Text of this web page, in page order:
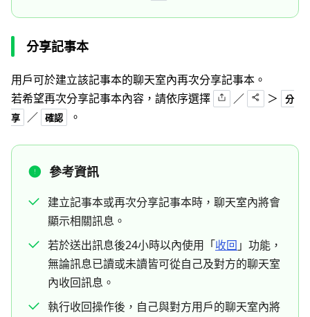
分享記事本
用戶可於建立該記事本的聊天室內再次分享記事本。
若希望再次分享記事本內容，請依序選擇
／ ＞
分
享
／ 確認 。
參考資訊
建立記事本或再次分享記事本時，聊天室內將會
顯示相關訊息。
若於送出訊息後24小時以內使用「收回 」功能，
無論訊息已讀或未讀皆可從自己及對方的聊天室
內收回訊息。
執行收回操作後，自己與對方用戶的聊天室內將